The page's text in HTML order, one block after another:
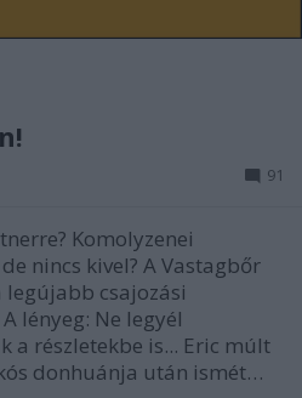
91
Komolyzenei
nincs kivel? A Vastagbőr
legújabb csajozási
lényeg: Ne legyél
a részletekbe is... Eric múlt
donhuánja után ismét…